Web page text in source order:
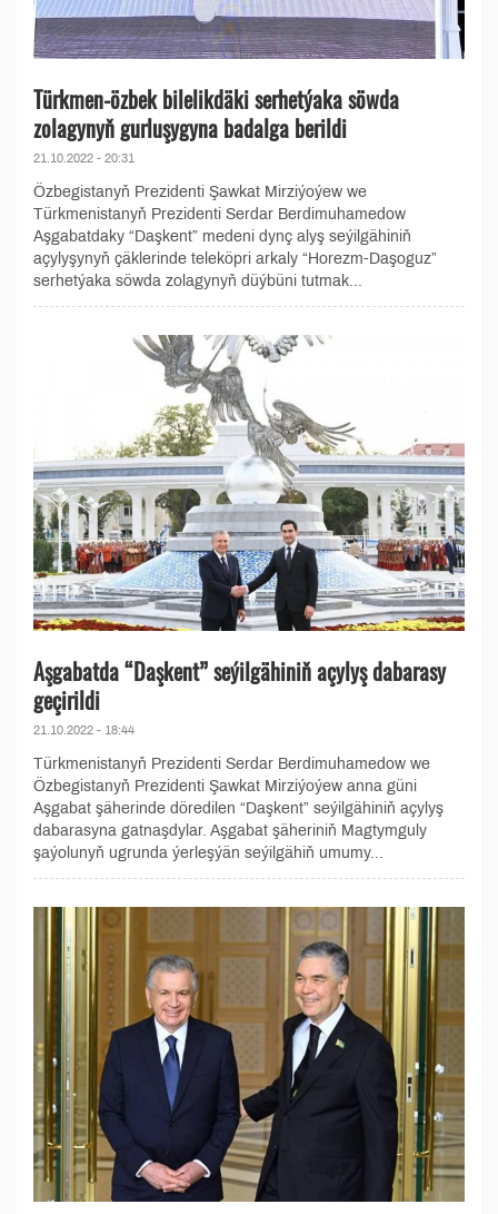
Türkmen-özbek bilelikdäki serhetýaka söwda
zolagynyň gurluşygyna badalga berildi
21.10.2022 - 20:31
Özbegistanyň Prezidenti Şawkat Mirziýoýew we
Türkmenistanyň Prezidenti Serdar Berdimuhamedow
Aşgabatdaky “Daşkent” medeni dynç alyş seýilgähiniň
açylyşynyň çäklerinde teleköpri arkaly “Horezm-Daşoguz”
serhetýaka söwda zolagynyň düýbüni tutmak...
Aşgabatda “Daşkent” seýilgähiniň açylyş dabarasy
geçirildi
21.10.2022 - 18:44
Türkmenistanyň Prezidenti Serdar Berdimuhamedow we
Özbegistanyň Prezidenti Şawkat Mirziýoýew anna güni
Aşgabat şäherinde döredilen “Daşkent” seýilgähiniň açylyş
dabarasyna gatnaşdylar. Aşgabat şäheriniň Magtymguly
şaýolunyň ugrunda ýerleşýän seýilgähiň umumy...